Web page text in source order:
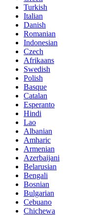
Turkish
Italian
Danish
Romanian
Indonesian
Czech
Afrikaans
Swedish
Polish
Basque
Catalan
Esperanto
Hindi
Lao
Albanian
Amharic
Armenian
Azerbaijani
Belarusian
Bengali
Bosnian
Bulgarian
Cebuano
Chichewa